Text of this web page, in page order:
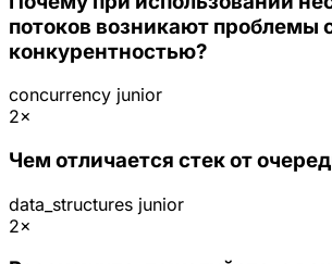
потоков возникают проблемы
конкурентностью?
concurrency junior
2×
Чем отличается стек от
data_structures junior
2×